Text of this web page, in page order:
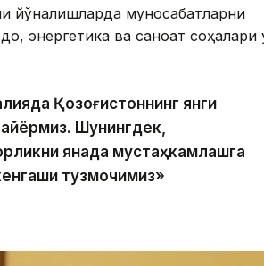
йўналишларда муносабатларни
энергетика ва саноат соҳалари
Қозоғистоннинг янги
Шунингдек,
янада мустаҳкамлашга
тузмоқчимиз»